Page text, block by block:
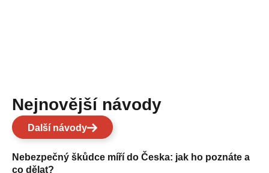
Nejnovější návody
Další návody
Nebezpečný škůdce míří do Česka: jak ho poznáte a
co dělat?